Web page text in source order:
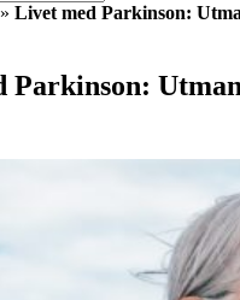
Livet med Parkinson:
Parkinson: